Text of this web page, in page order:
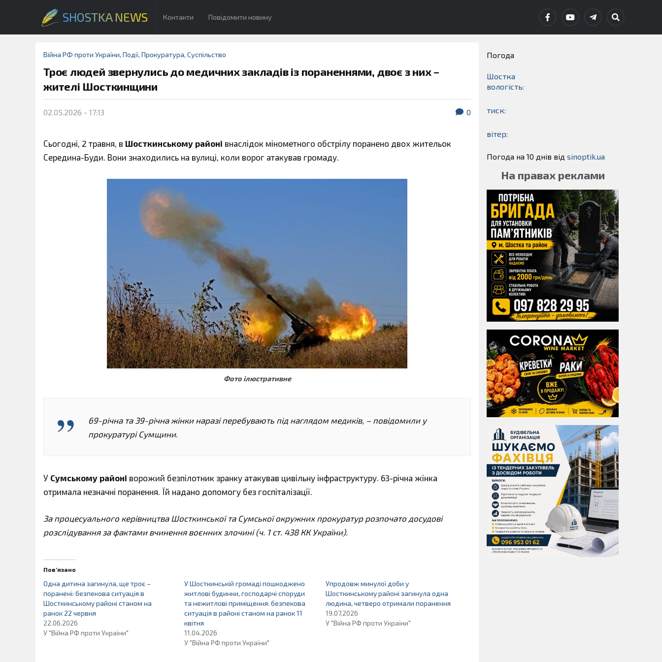
SHOSTKA NEWS Контакти Повідомити новину
Війна РФ проти України, Події, Прокуратура, Суспільство
Троє людей звернулись до медичних закладів із пораненнями, двоє з них –
жителі Шосткинщини
02.05.2026 - 17:13 0
Сьогодні, 2 травня, в Шосткинському районі внаслідок мінометного обстрілу поранено двох жительок
Середина-Буди. Вони знаходились на вулиці, коли ворог атакував громаду.
Фото ілюстративне
69-річна та 39-річна жінки наразі перебувають під наглядом медиків, – повідомили у
прокуратурі Сумщини.
У Сумському районі ворожий безпілотник зранку атакував цивільну інфраструктуру. 63-річна жінка
отримала незначні поранення. Їй надано допомогу без госпіталізації.
За процесуального керівництва Шосткинської та Сумської окружних прокуратур розпочато досудові
розслідування за фактами вчинення воєнних злочині (ч. 1 ст. 438 КК України).
Пов’язано
Одна дитина загинула, ще троє –
поранені: безпекова ситуація в
Шосткинському районі станом на
ранок 22 червня
22.06.2026
У "Війна РФ проти України"
У Шосткинській громаді пошкоджено
житлові будинки, господарчі споруди
та нежитлові приміщення: безпекова
ситуація в районі станом на ранок 11
квітня
11.04.2026
У "Війна РФ проти України"
Упродовж минулої доби у
Шосткинському районі загинула одна
людина, четверо отримали поранення
19.07.2026
У "Війна РФ проти України"
Погода
Шостка
вологість:
тиск:
вітер:
Погода на 10 днів від sinoptik.ua
На правах реклами